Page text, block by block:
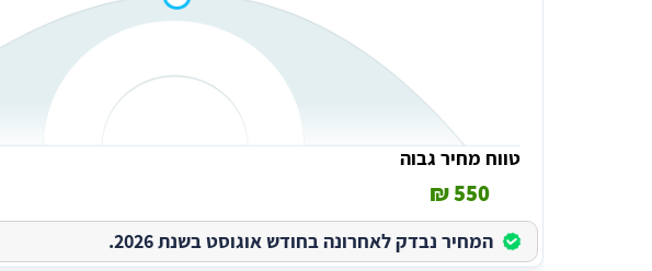
טווח מחיר גבוה
550 ₪
המחיר נבדק לאחרונה בחודש אוגוסט בשנת 2026.